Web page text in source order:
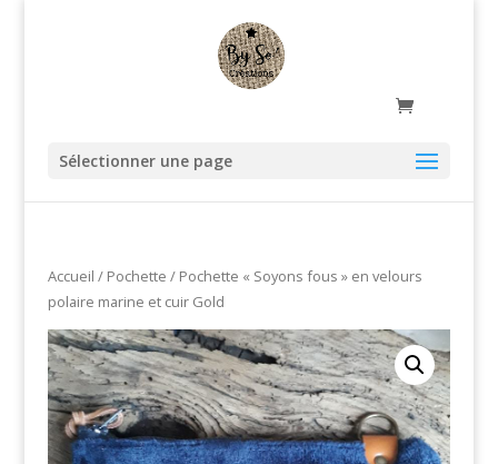
Sélectionner une page
Accueil / Pochette / Pochette « Soyons fous » en velours
polaire marine et cuir Gold